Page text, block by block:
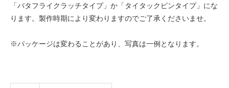
「バタフライクラッチタイプ」か「タイタックピンタイプ」にな
ります。製作時期により変わりますのでご了承くださいませ。
※パッケージは変わることがあり、写真は一例となります。